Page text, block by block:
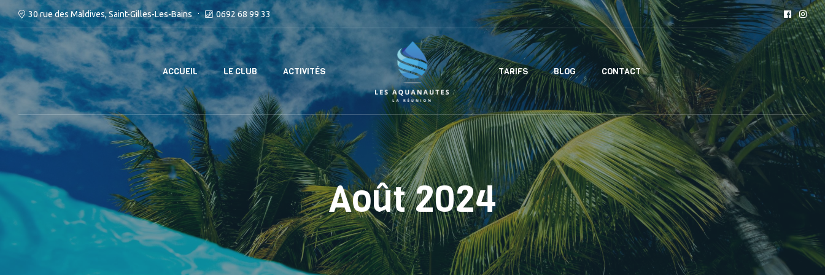
30 rue des Maldives, Saint-Gilles-Les-Bains 0692 68 99 33
ACCUEIL LE CLUB ACTIVITÉS TARIFS BLOG CONTACT
Août 2024